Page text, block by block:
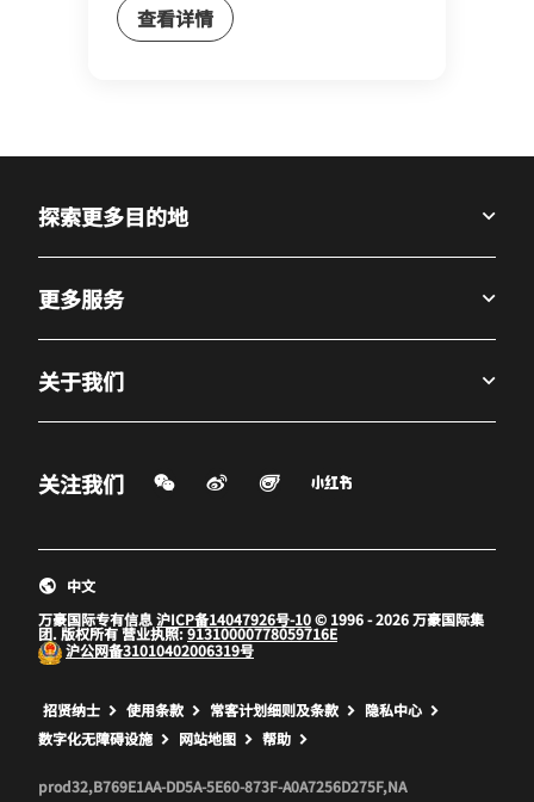
查看详情
探索更多目的地
更多服务
关于我们
关注我们 微信扫一扫
微博
打开新窗口
飞猪
打开新窗口打开新窗口
万豪国际专有信息沪ICP备14047926号-10© 1996 - 2026 万豪国际集
团. 版权所有 营业执照:91310000778059716E
沪公网备31010402006319号
中文
招贤纳士 打开新窗口
使用条款 打开新窗口
常客计划细则及条款 打开新窗口
隐私中心
数字化无障碍设施
网站地图 帮助
prod32,B769E1AA-DD5A-5E60-873F-A0A7256D275F,NA